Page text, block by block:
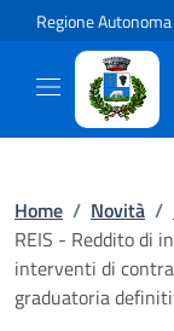
Regione
Home / Novità /
REIS - Reddito di
interventi di
graduatoria